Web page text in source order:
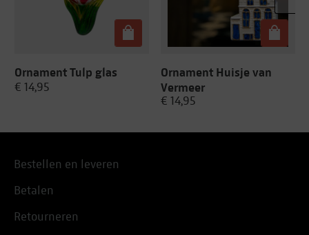
Ornament Tulp glas
€ 14,95
Ornament Huisje van
Vermeer
€ 14,95
Bestellen en leveren
Betalen
Retourneren